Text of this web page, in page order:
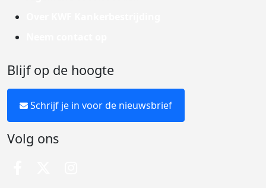
Blijf op de hoogte
Schrijf je in voor de nieuwsbrief
Volg ons